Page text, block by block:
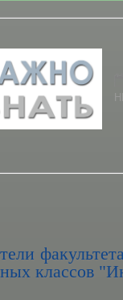
классов